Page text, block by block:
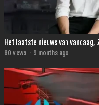
Het laatste nieuws van vandaag,
60 views · 9 months ago